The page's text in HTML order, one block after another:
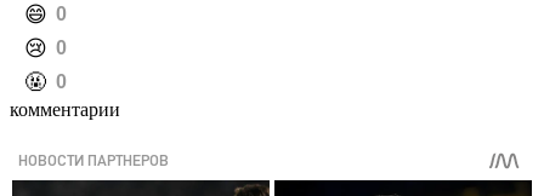
️😄 0
️😢 0
️🤬 0
комментарии